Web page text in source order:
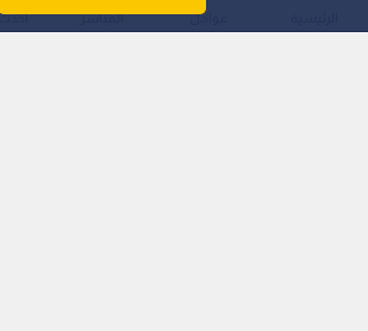
عواجل المباشر أحدث